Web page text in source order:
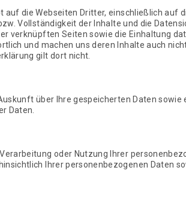
die Webseiten Dritter, einschließlich auf
Vollständigkeit der Inhalte und die
verknüpften Seiten sowie die Einhaltung
und machen uns deren Inhalte auch
gilt dort nicht.
über Ihre gespeicherten Daten
Daten.
oder Nutzung Ihrer
Ihrer personenbezogenen Daten